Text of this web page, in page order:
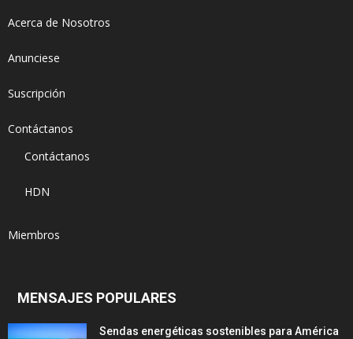
Acerca de Nosotros
Anunciese
Suscripción
Contáctanos
Contáctanos
HDN
Miembros
MENSAJES POPULARES
Sendas energéticas sostenibles para América